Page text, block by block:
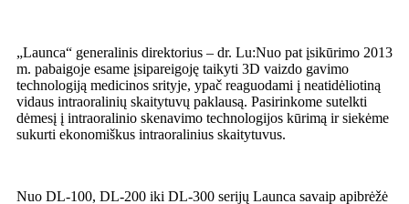
„Launca“ generalinis direktorius – dr. Lu:Nuo pat įsikūrimo 2013
m. pabaigoje esame įsipareigoję taikyti 3D vaizdo gavimo
technologiją medicinos srityje, ypač reaguodami į neatidėliotiną
vidaus intraoralinių skaitytuvų paklausą. Pasirinkome sutelkti
dėmesį į intraoralinio skenavimo technologijos kūrimą ir siekėme
sukurti ekonomiškus intraoralinius skaitytuvus.
Nuo DL-100, DL-200 iki DL-300 serijų Launca savaip apibrėžė